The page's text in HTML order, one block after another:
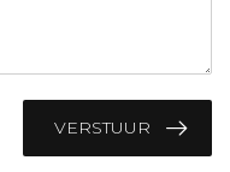
VERSTUUR